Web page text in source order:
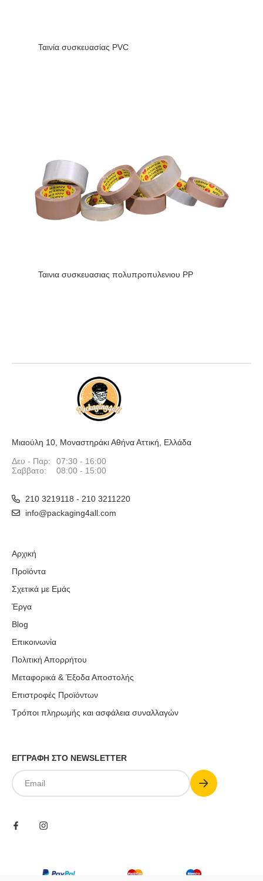
Ταινία συσκευασίας PVC
Ταινια συσκευασιας πολυπροπυλενιου PP
Μιαούλη 10, Μοναστηράκι Αθήνα Αττική, Ελλάδα
Δευ - Παρ:
Σαββατο:
07:30 - 16:00
08:00 - 15:00
210 3219118 - 210 3211220
info@packaging4all.com
Αρχική
Προϊόντα
Σχετικά με Εμάς
Έργα
Blog
Επικοινωνία
Πολιτική Απορρήτου
Μεταφορικά & Έξοδα Αποστολής
Επιστροφές Προϊόντων
Τρόποι πληρωμής και ασφάλεια συναλλαγών
ΕΓΓΡΑΦΗ ΣΤΟ NEWSLETTER
Email
Submit